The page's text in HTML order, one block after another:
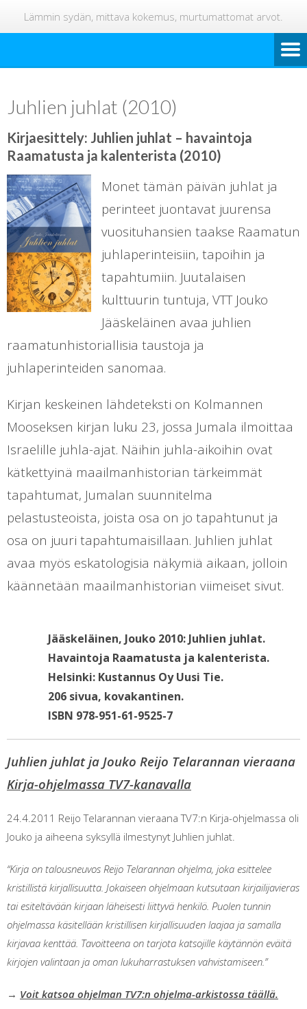
Lämmin sydän, mittava kokemus, murtumattomat arvot.
Juhlien juhlat (2010)
Kirjaesittely: Juhlien juhlat – havaintoja
Raamatusta ja kalenterista (2010)
Monet tämän päivän juhlat ja
perinteet juontavat juurensa
vuosituhansien taakse Raamatun
juhlaperinteisiin, tapoihin ja
tapahtumiin. Juutalaisen
kulttuurin tuntuja, VTT Jouko
Jääskeläinen avaa juhlien
raamatunhistoriallisia taustoja ja
juhlaperinteiden sanomaa.
Kirjan keskeinen lähdeteksti on Kolmannen
Mooseksen kirjan luku 23, jossa Jumala ilmoittaa
Israelille juhla-ajat. Näihin juhla-aikoihin ovat
kätkettyinä maailmanhistorian tärkeimmät
tapahtumat, Jumalan suunnitelma
pelastusteoista, joista osa on jo tapahtunut ja
osa on juuri tapahtumaisillaan. Juhlien juhlat
avaa myös eskatologisia näkymiä aikaan, jolloin
käännetään maailmanhistorian viimeiset sivut.
Jääskeläinen, Jouko 2010: Juhlien juhlat.
Havaintoja Raamatusta ja kalenterista.
Helsinki: Kustannus Oy Uusi Tie.
206 sivua, kovakantinen.
ISBN 978-951-61-9525-7
Juhlien juhlat ja Jouko Reijo Telarannan vieraana
Kirja-ohjelmassa TV7-kanavalla
24.4.2011 Reijo Telarannan vieraana TV7:n Kirja-ohjelmassa oli
Jouko ja aiheena syksyllä ilmestynyt Juhlien juhlat.
“Kirja on talousneuvos Reijo Telarannan ohjelma, joka esittelee
kristillistä kirjallisuutta. Jokaiseen ohjelmaan kutsutaan kirjailijavieras
tai esiteltävään kirjaan läheisesti liittyvä henkilö. Puolen tunnin
ohjelmassa käsitellään kristillisen kirjallisuuden laajaa ja samalla
kirjavaa kenttää. Tavoitteena on tarjota katsojille käytännön eväitä
kirjojen valintaan ja oman lukuharrastuksen vahvistamiseen.”
→ Voit katsoa ohjelman TV7:n ohjelma-arkistossa täällä.